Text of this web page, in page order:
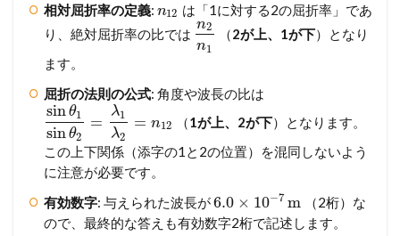
相対屈折率の定義: n12 は「1に対する2の屈折率」であ
り、絶対屈折率の比では
n2
n1
（2が上、1が下）となり
ます。
屈折の法則の公式: 角度や波長の比は
sinθ1
sinθ2
=
λ1
λ2
= n12 （1が上、2が下）となります。
この上下関係（添字の1と2の位置）を混同しないよう
に注意が必要です。
有効数字: 与えられた波長が6.0 × 10−7 m （2桁）な
ので、最終的な答えも有効数字2桁で記述します。